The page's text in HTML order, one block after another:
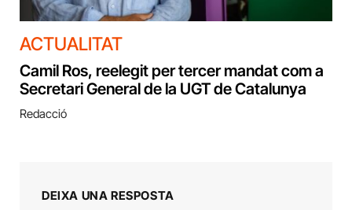
ACTUALITAT
Camil Ros, reelegit per tercer mandat com a
Secretari General de la UGT de Catalunya
Redacció
DEIXA UNA RESPOSTA